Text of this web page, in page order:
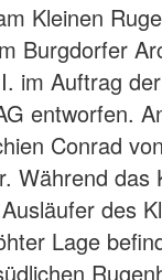
Kleinen
Burgdorfer
im Auftrag
entworfen.
Conrad
Während das
des
Lage